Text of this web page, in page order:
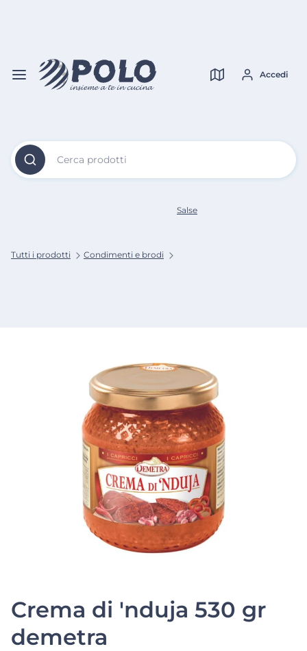
Cerca prodotti
Accedi
Tutti i prodotti Condimenti e brodi
Salse
Crema di 'nduja 530 gr
demetra